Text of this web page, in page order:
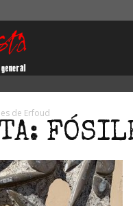
de Erfoud